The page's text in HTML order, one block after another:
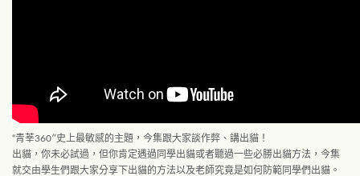
“青莘360″史上最敏感的主題，今集跟大家談作弊、講出貓！
出貓，你未必試過，但你肯定遇過同學出貓或者聽過一些必勝出貓方法，今集
就交由學生們­跟大家分享下出貓的方法以及老師究竟是如何防範同學們出貓。